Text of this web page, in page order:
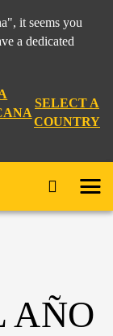
it seems you
a dedicated
SELECT A
COUNTRY
AÑO